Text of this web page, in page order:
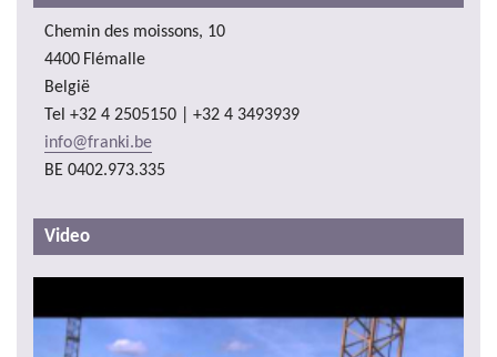
Chemin des moissons, 10
4400 Flémalle
België
Tel +32 4 2505150 | +32 4 3493939
info@franki.be
BE 0402.973.335
Video